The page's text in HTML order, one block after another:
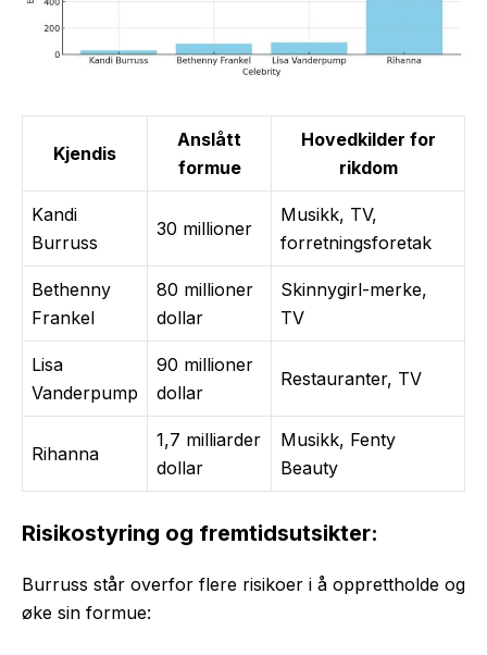
Kjendis
Anslått
formue
Hovedkilder for
rikdom
Kandi
Burruss
30 millioner
Musikk, TV,
forretningsforetak
Bethenny
Frankel
80 millioner
dollar
Skinnygirl-merke,
TV
Lisa
Vanderpump
90 millioner
dollar
Restauranter, TV
Rihanna
1,7 milliarder
dollar
Musikk, Fenty
Beauty
Risikostyring og fremtidsutsikter:
Burruss står overfor flere risikoer i å opprettholde og
øke sin formue: